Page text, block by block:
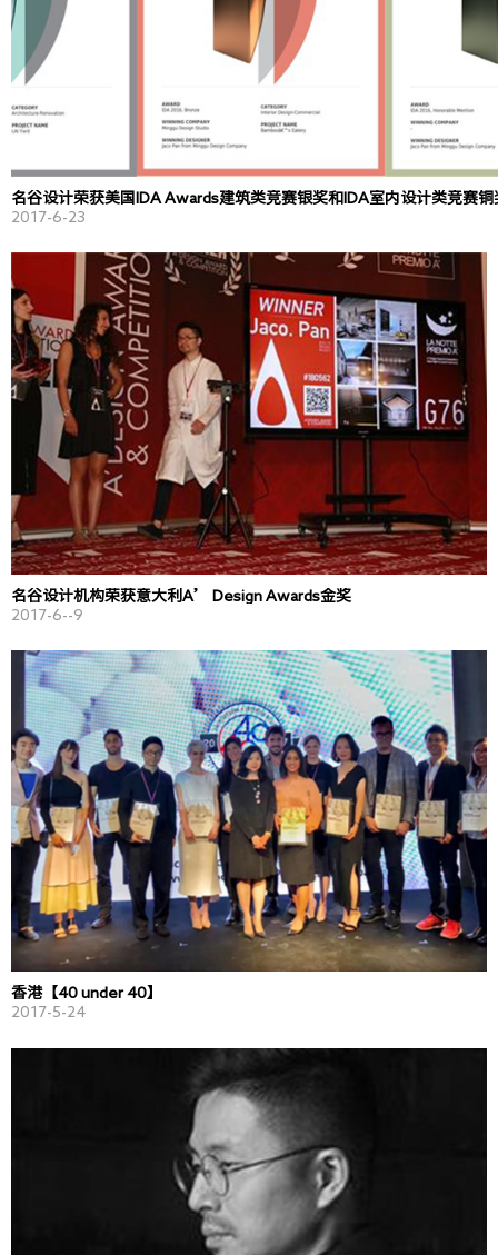
名谷设计荣获美国IDA Awards建筑类竞赛银奖和IDA室内设计类竞赛铜
2017-6-23
名谷设计机构荣获意大利A’ Design Awards金奖
2017-6--9
香港【40 under 40】
2017-5-24